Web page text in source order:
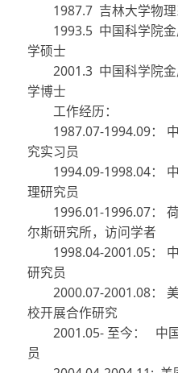
1987.7 吉林大学物
1993.5 中国科学院
学硕士
2001.3 中国科学院
学博士
工作经历：
1987.07-1994.09：
究实习员
1994.09-1998.04：
理研究员
1996.01-1996.07：
尔斯研究所，访问学者
1998.04-2001.05：
研究员
2000.07-2001.08：
校开展合作研究
2001.05- 至今：
中
员